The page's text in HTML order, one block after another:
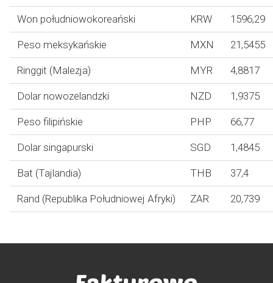
Won południowokoreański KRW 1596,29
Peso meksykańskie MXN 21,5455
Ringgit (Malezja) MYR 4,8817
Dolar nowozelandzki NZD 1,9375
Peso filipińskie PHP 66,77
Dolar singapurski SGD 1,4845
Bat (Tajlandia) THB 37,4
Rand (Republika Południowej Afryki) ZAR 20,739